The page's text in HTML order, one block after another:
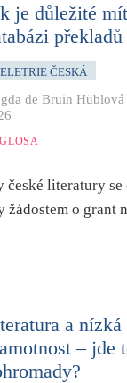
je důležité
překladů
ČESKÁ
de Bruin Hüblová
české literatury
o grant
a
– jde